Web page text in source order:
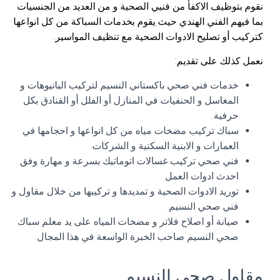
نقوم بتوظيف الاكفأ من فنيي الصحية و من العديد من الجنسيات
بما فيهم الفني الهندي حيث يقوم بخدمات السباكة من كل انواعها
كتركيب أو تصليح الادوات الصحية مع تنظيف المواسير.
نعمل كذلك على تقديم:
خدمات فني صحي باكستاني النسيم لتركيب البانيوهات و
المغاسل و الحنفيات في المنازل أو الفلل أو الفنادق بكل
حرفية.
سباك تركيب مضخات مياه من كل انواعها و احجامها في
العمارات و الابنية السكنية و الشركات.
فني صحي تركيب غسالات اتوماتيك بسرعة و مهارة وفق
احدث ادوات العمل.
توريد الادوات الصحية و تمديدها و تركيبها من خلال مقاول و
فني صحي النسيم.
صيانة أو اصلاح فلاتر و مضخات المياه على يد معلم سباك
صحي النسيم صاحب الخبرة الواسعة في هذا المجال.